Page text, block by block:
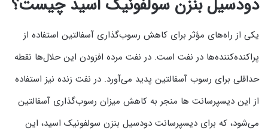
دودسیل بنزن سولفونیک اسید چیست؟
یکی از راه‌های مؤثر برای کاهش رسوب‌گذاری آسفالتین استفاده از
پراکنده‌کننده‌ها در نفت است. در نفت مرده افزودن این حلال‌ها نقطه
حداقلی برای رسوب آسفالتین پدید می‌آورد. در نفت زنده نیز استفاده
از این دیسپرسانت ها منجر به کاهش میزان رسوب‌گذاری آسفالتین
می‌شود، که برای دیسپرسانت‌ دودسیل بنزن سولفونیک اسید، این